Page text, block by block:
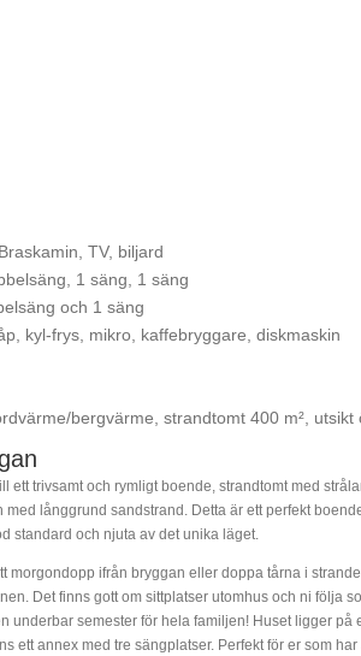
Braskamin, TV, biljard
1 säng, 1 säng
och 1 säng
kyl-frys, mikro, kaffebryggare, diskmaskin
bergvärme, strandtomt 400 m²,
ett trivsamt och rymligt boende, strandtomt med
med långgrund sandstrand. Detta är ett perfekt
standard och njuta av det unika läget.
morgondopp ifrån bryggan eller doppa tårna i
Det finns gott om sittplatser utomhus och ni följa
underbar semester för hela familjen! Huset ligger på
ett annex med tre sängplatser. Perfekt för er som